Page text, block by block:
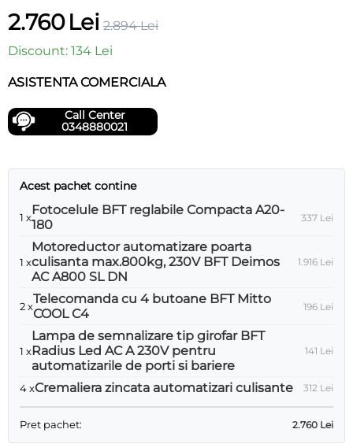
2.760Lei 2.894 Lei
Discount: 134 Lei
ASISTENTA COMERCIALA
Call Center
0348880021
Acest pachet contine
1 xFotocelule BFT reglabile Compacta A20-
180
337 Lei
1 x
Motoreductor automatizare poarta
culisanta max.800kg, 230V BFT Deimos
AC A800 SL DN
1.916 Lei
2 xTelecomanda cu 4 butoane BFT Mitto
COOL C4
196 Lei
1 x
Lampa de semnalizare tip girofar BFT
Radius Led AC A 230V pentru
automatizarile de porti si bariere
141 Lei
4 xCremaliera zincata automatizari culisante 312 Lei
Pret pachet: 2.760 Lei